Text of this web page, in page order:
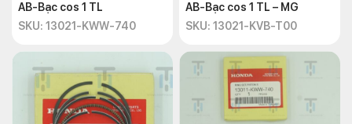
AB-Bạc cos 1 TL
SKU: 13021-KWW-740
AB-Bạc cos 1 TL – MG
SKU: 13021-KVB-T00